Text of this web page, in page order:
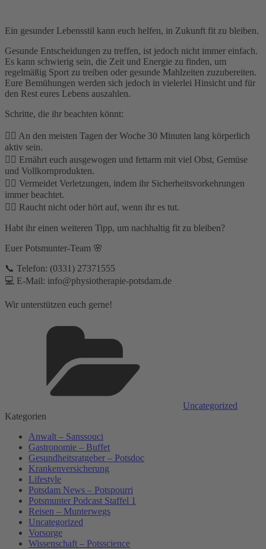
Ein gesunder Lebensstil kann euch helfen, in Zukunft fit zu bleiben.
Gesunde Entscheidungen zu treffen, ist jedoch nicht immer einfach.
Es kann schwierig sein, die Zeit und Energie zu finden, um
regelmäßig Sport zu treiben oder gesunde Mahlzeiten zuzubereiten.
Eure Bemühungen werden sich jedoch in vielerlei Hinsicht und für
den Rest eures Lebens auszahlen.
Schritte, die ihr beachten könnt:
👉🏽 An den meisten Tagen der Woche 30 Minuten lang körperlich
aktiv sein.
👉🏽 Ernährt euch ausgewogen und fettarm mit viel Obst, Gemüse
und Vollkornprodukten.
👉🏽 Vermeidet Verletzungen, indem ihr Sicherheitsvorkehrungen
immer beachtet.
👉🏽 Raucht nicht oder hört auf, wenn ihr es tut.
Habt ihr einen weiteren Tipp, um nachhaltig fit zu bleiben?
Euer Potsmunter-Team 🌸
📞 Telefon: (0331) 27371555⁣
💻 E-Mail: info@physiotherapie-potsdam.de
Wir unterstützen euch gerne!
Uncategorized
Kategorien
Anwalt – Sanssouci
Gastronomie – Buffet
Gesundheitsratgeber – Potsdoc
Krankenversicherung
Lifestyle
Potsdam News – Potspourri
Potsmunter Podcast Staffel 1
Reisen – Munterwegs
Uncategorized
Vorsorge
Wissenschaft – Potsscience